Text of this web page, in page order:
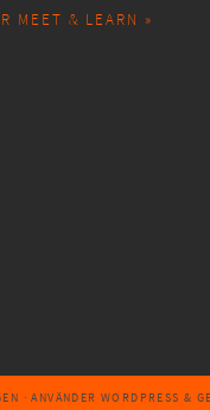
MEET & LEARN »
· ANVÄNDERWORDPRESS &